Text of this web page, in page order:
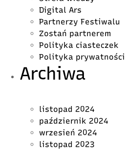
Digital Ars
Partnerzy Festiwalu
Zostań partnerem
Polityka ciasteczek
Polityka prywatności
Archiwa
listopad 2024
październik 2024
wrzesień 2024
listopad 2023